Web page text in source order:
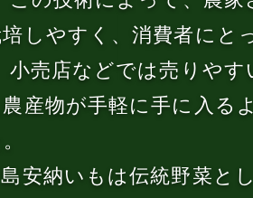
しやすく、消費者にと
小売店などでは売りやす
産物が手軽に手に入る
安納いもは伝統野菜と